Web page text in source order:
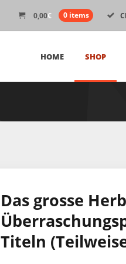
0,00€ 0 items
HOME SHOP
Das grosse
Titeln